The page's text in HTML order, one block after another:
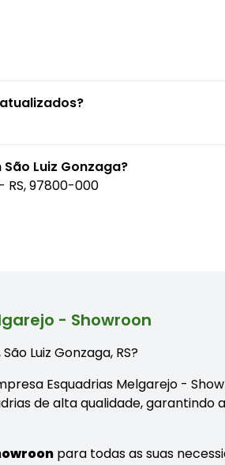
Luiz Gonzaga?
RS, 97800-000
- Showroon
São Luiz Gonzaga, RS?
Esquadrias Melgarejo -
de alta qualidade, garantindo
para todas as suas